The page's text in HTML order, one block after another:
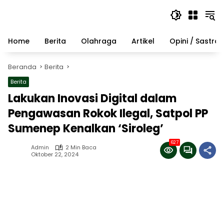
Home
Berita Olahraga Artikel Opini / Sastra
Beranda Berita
Berita
Lakukan Inovasi Digital dalam
Pengawasan Rokok Ilegal, Satpol PP
Sumenep Kenalkan ‘Siroleg’
Admin
2 Min Baca
Oktober 22, 2024
627